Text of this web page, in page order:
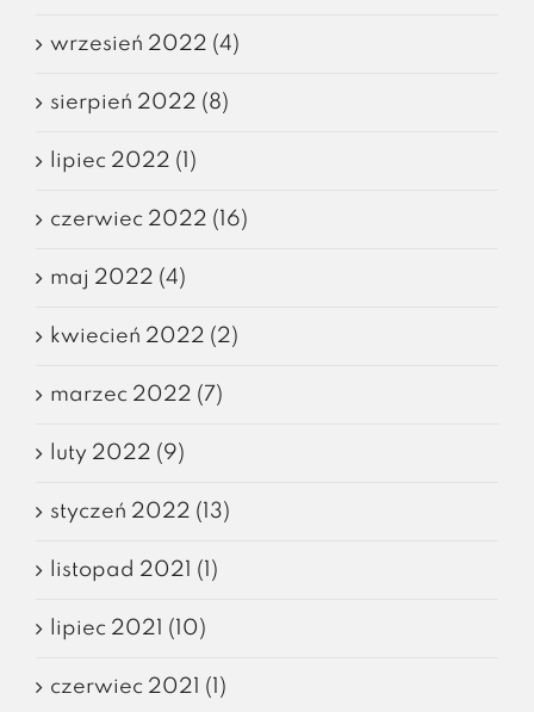
wrzesień 2022 (4)
sierpień 2022 (8)
lipiec 2022 (1)
czerwiec 2022 (16)
maj 2022 (4)
kwiecień 2022 (2)
marzec 2022 (7)
luty 2022 (9)
styczeń 2022 (13)
listopad 2021 (1)
lipiec 2021 (10)
czerwiec 2021 (1)